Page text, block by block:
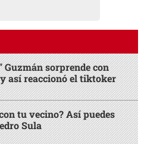
Guzmán sorprende con
así reaccionó el tiktoker
tu vecino? Así puedes
Sula